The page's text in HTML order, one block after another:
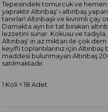
Tepesindeki tomurcuk ve hemen
yapraktır Altınbaş' ı altınbaş
tanırlar! Altınbaşlı ve kıvrımlı çay
Damakta ayrı bir tat bırakan
lezzetini sunar. Kokusu ve
Altınbaş' ın az miktarı ile çok
keyifli toplantılarınız için
maddesi bulunmayan Altınbaş
satılmaktadır.
1 Koli = 18 Adet